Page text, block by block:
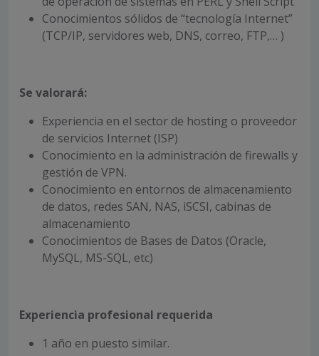
Conocimientos sólidos de “tecnología Internet”
(TCP/IP, servidores web, DNS, correo, FTP,… )
Se valorará:
Experiencia en el sector de hosting o proveedor
de servicios Internet (ISP)
Conocimiento en la administración de firewalls y
gestión de VPN.
Conocimiento en entornos de almacenamiento
de datos, redes SAN, NAS, iSCSI, cabinas de
almacenamiento
Conocimientos de Bases de Datos (Oracle,
MySQL, MS-SQL, etc)
Experiencia profesional requerida
1 año en puesto similar.